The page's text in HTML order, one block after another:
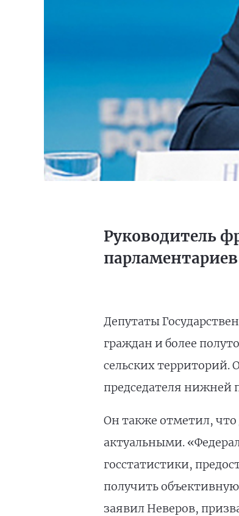
Руководитель
Депутаты
граждан и более
сельских территорий.
председателя нижней
Он также отметил,
актуальными.
госстатистики,
получить
заявил Неверов,